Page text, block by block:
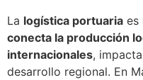
La logística portuaria es
conecta la producción
internacionales,
desarrollo regional. En